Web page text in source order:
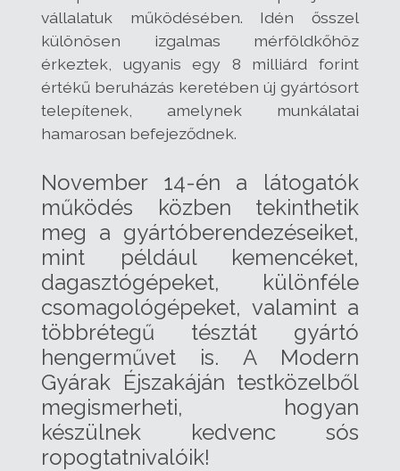
vállalatuk működésében. Idén ősszel
különösen izgalmas mérföldkőhöz
érkeztek, ugyanis egy 8 milliárd forint
értékű beruházás keretében új gyártósort
telepítenek, amelynek munkálatai
hamarosan befejeződnek.
November 14-én a látogatók
működés közben tekinthetik
meg a gyártóberendezéseiket,
mint például kemencéket,
dagasztógépeket, különféle
csomagológépeket, valamint a
többrétegű tésztát gyártó
hengerművet is. A Modern
Gyárak Éjszakáján testközelből
megismerheti, hogyan
készülnek kedvenc sós
ropogtatnivalóik!